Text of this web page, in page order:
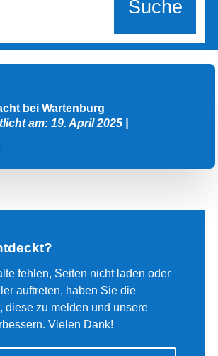
bei Wartenburg
am: 19. April 2025
fehlen, Seiten nicht laden oder
auftreten, haben Sie die
diese zu melden und unsere
Vielen Dank!